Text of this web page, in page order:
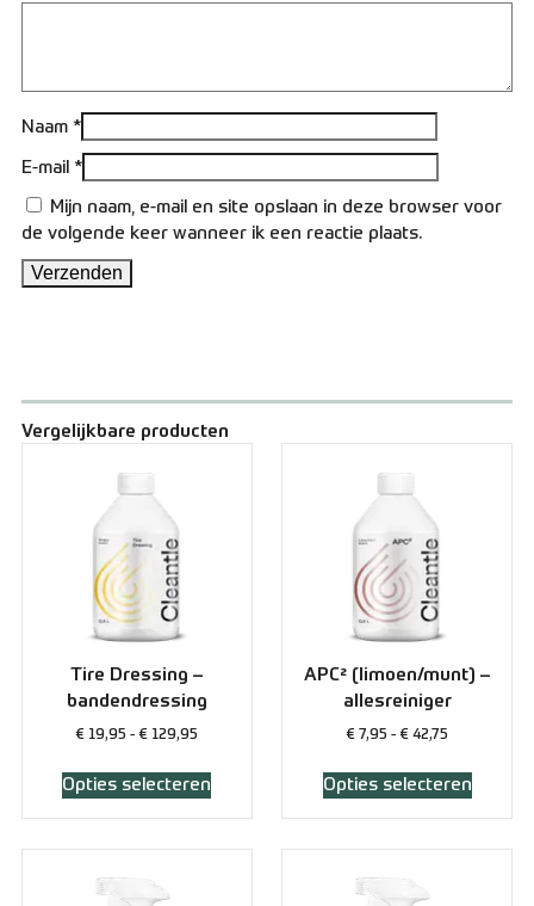
Naam *
E-mail *
Mijn naam, e-mail en site opslaan in deze browser voor
de volgende keer wanneer ik een reactie plaats.
Vergelijkbare producten
Tire Dressing –
bandendressing
€ 19,95 - € 129,95
Opties selecteren
APC² (limoen/munt) –
allesreiniger
€ 7,95 - € 42,75
Opties selecteren